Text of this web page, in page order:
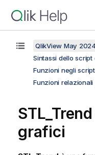
QlikView May
Sintassi dello
Funzioni negli
Funzioni relazionali
grafici